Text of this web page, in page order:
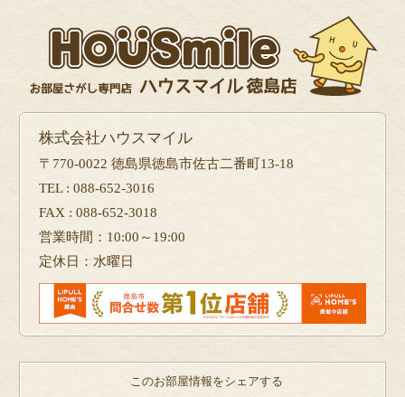
株式会社ハウスマイル
〒770-0022 徳島県徳島市佐古二番町13-18
TEL : 088-652-3016
FAX : 088-652-3018
営業時間：10:00～19:00
定休日：水曜日
このお部屋情報をシェアする